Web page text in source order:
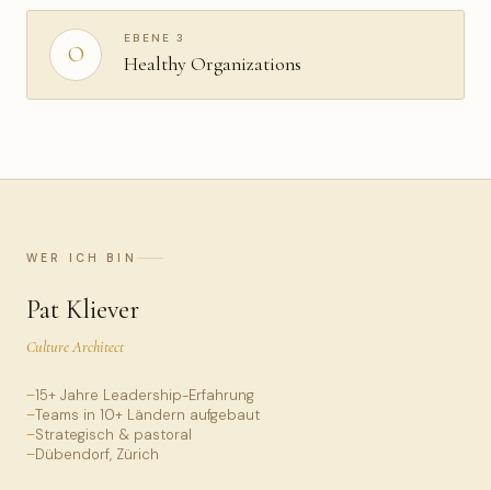
O
EBENE 3
Healthy Organizations
WER ICH BIN
Pat Kliever
Culture Architect
15+ Jahre Leadership-Erfahrung
Teams in 10+ Ländern aufgebaut
Strategisch & pastoral
Dübendorf, Zürich